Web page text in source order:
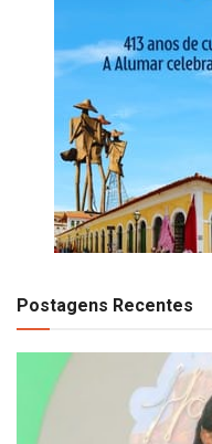
Postagens Recentes